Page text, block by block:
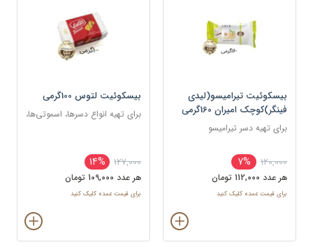
بیسکوئیت تیرامیسو(لیدی
فینگر)کوچک امیران 160گرمی
برای تهیه دسر تیرامیسو
120,000
7%
هر عدد 112,000 تومان
برای قیمت عمده کلیک کنید
بیسکوئیت لتوس 100گرمی
برای تهیه انواع دسرها، اسموتی‌ها،
127,000
14%
هر عدد 109,000 تومان
برای قیمت عمده کلیک کنید